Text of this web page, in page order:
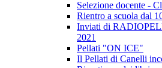
Selezione docente -
Rientro a scuola dal
Inviati di
2021
Pellati "ON ICE"
Il Pellati di Canelli